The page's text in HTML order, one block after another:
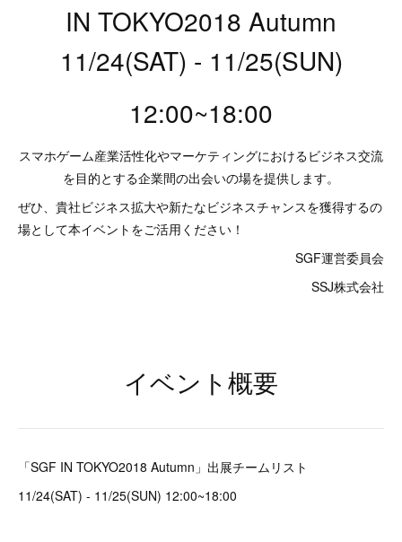
IN TOKYO2018 Autumn
11/24(SAT) - 11/25(SUN)
12:00~18:00
スマホゲーム産業活性化やマーケティングにおけるビジネス交流
を目的とする企業間の出会いの場を提供します。
ぜひ、貴社ビジネス拡大や新たなビジネスチャンスを獲得するの
場として本イベントをご活用ください！
SGF運営委員会
SSJ株式会社
イベント概要
「SGF IN TOKYO2018 Autumn」出展チームリスト
11/24(SAT) - 11/25(SUN) 12:00~18:00